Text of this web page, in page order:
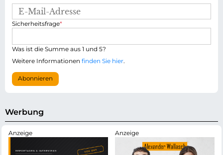
M
l
-
d
r
s
e
P
i
h
t
f
d
Sicherheitsfrage*
Was ist die Summe aus 1 und 5?
Weitere Informationen finden Sie hier.
Abonnieren
Werbung